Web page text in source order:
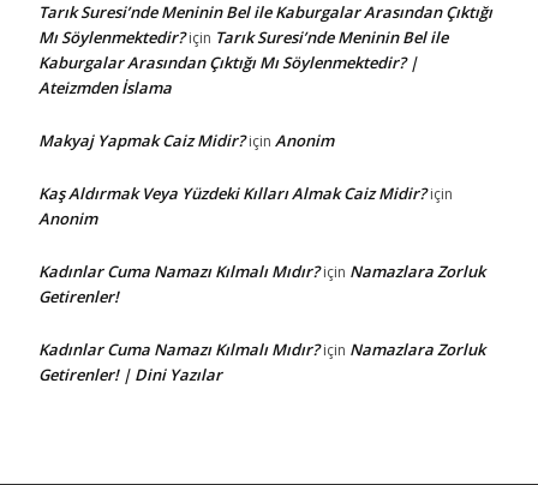
Tarık Suresi’nde Meninin Bel ile Kaburgalar Arasından Çıktığı
Mı Söylenmektedir?için Tarık Suresi’nde Meninin Bel ile
Kaburgalar Arasından Çıktığı Mı Söylenmektedir? |
Ateizmden İslama
Makyaj Yapmak Caiz Midir?için Anonim
Kaş Aldırmak Veya Yüzdeki Kılları Almak Caiz Midir?için
Anonim
Kadınlar Cuma Namazı Kılmalı Mıdır?için Namazlara Zorluk
Getirenler!
Kadınlar Cuma Namazı Kılmalı Mıdır?için Namazlara Zorluk
Getirenler! | Dini Yazılar